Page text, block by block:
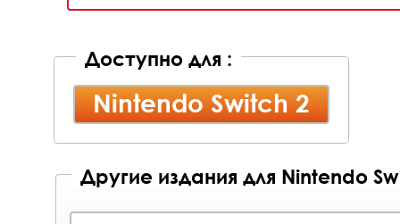
Доступно для :
Nintendo Switch 2
Другие издания для Nintendo